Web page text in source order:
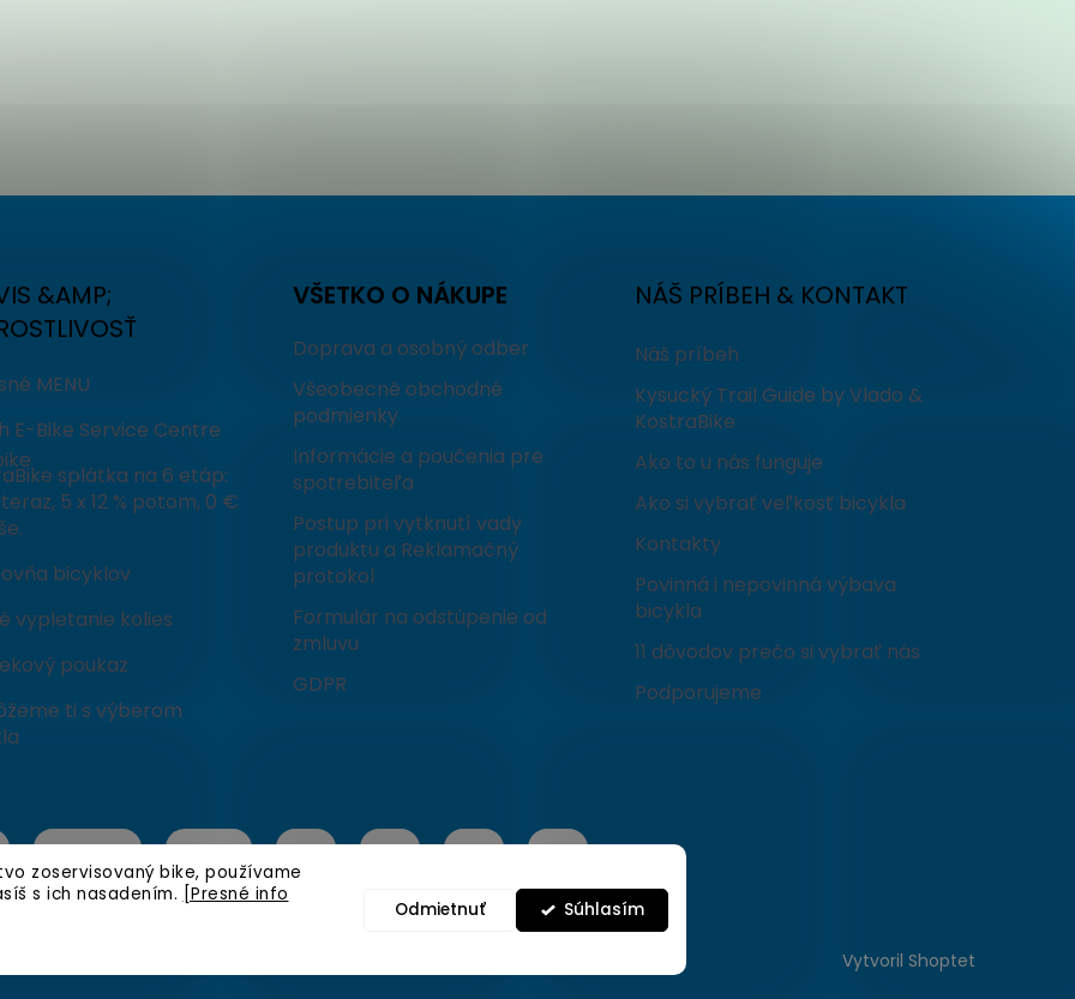
zoservisovaný bike, používame
s ich nasadením. [Presné info
Odmietnuť Súhlasím
&AMP;
MENU
E-Bike Service Centre
splátka na 6 etáp:
5 x 12 % potom, 0 €
bicyklov
vypletanie kolies
poukaz
ti s výberom
VŠETKO O NÁKUPE
Doprava a osobný odber
Všeobecné obchodné
podmienky
Informácie a poučenia pre
spotrebiteľa
Postup pri vytknutí vady
produktu a Reklamačný
protokol
Formulár na odstúpenie od
zmluvu
GDPR
NÁŠ PRÍBEH & KONTAKT
Náš príbeh
Kysucký Trail Guide by Vlado &
KostraBike
Ako to u nás funguje
Ako si vybrať veľkosť bicykla
Kontakty
Povinná i nepovinná výbava
bicykla
11 dôvodov prečo si vybrať nás
Podporujeme
Vytvoril Shoptet